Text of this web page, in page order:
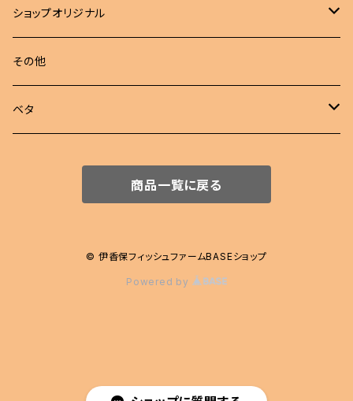
若魚
成魚
若魚
現物出品
江戸錦
東錦
らんちゅう
ショップオリジナル
めだか 定額
めだか セット
その他
ベタ
商品一覧に戻る
© 伊香保フィッシュファームBASEショップ
Powered by